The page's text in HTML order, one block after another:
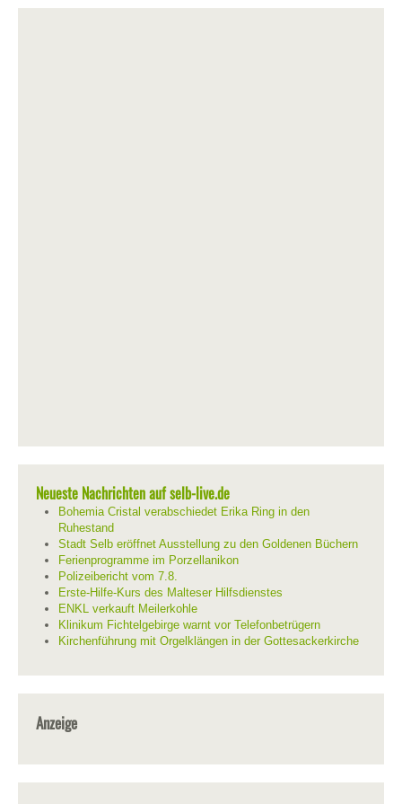
Neueste Nachrichten auf selb-live.de
Bohemia Cristal verabschiedet Erika Ring in den
Ruhestand
Stadt Selb eröffnet Ausstellung zu den Goldenen Büchern
Ferienprogramme im Porzellanikon
Polizeibericht vom 7.8.
Erste-Hilfe-Kurs des Malteser Hilfsdienstes
ENKL verkauft Meilerkohle
Klinikum Fichtelgebirge warnt vor Telefonbetrügern
Kirchenführung mit Orgelklängen in der Gottesackerkirche
Anzeige